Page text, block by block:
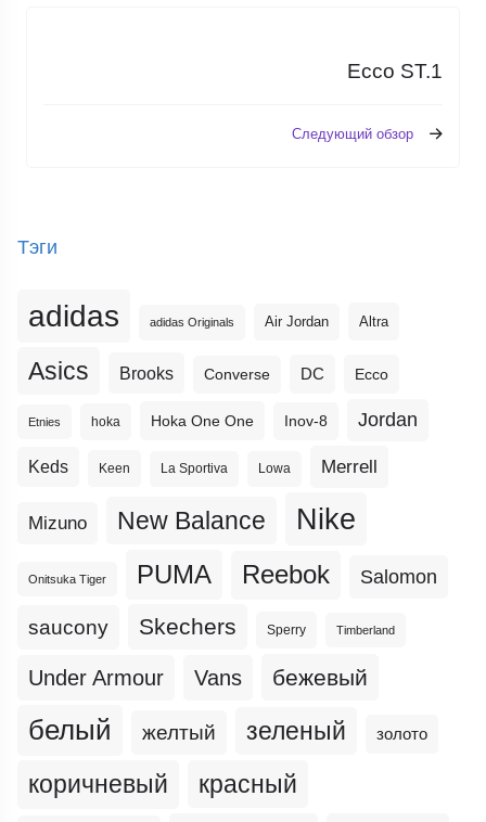
Ecco ST.1
Следующий обзор
Тэги
adidas adidas Originals Air Jordan Altra
Asics Brooks Converse DC Ecco
Etnies hoka Hoka One One Inov-8 Jordan
Keds Keen La Sportiva Lowa Merrell
Mizuno New Balance Nike
Onitsuka Tiger PUMA Reebok Salomon
saucony Skechers Sperry Timberland
Under Armour Vans бежевый
белый желтый зеленый золото
коричневый красный